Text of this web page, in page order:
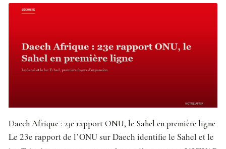
Daech Afrique : 23e rapport ONU, le Sahel en première ligne
Le 23e rapport de l’ONU sur Daech identifie le Sahel et le